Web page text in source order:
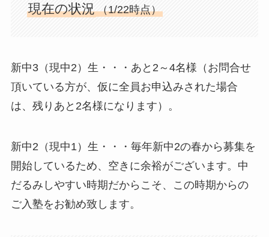
現在の状況 （1/22時点）
新中3（現中2）生・・・あと2～4名様（お問合せ
頂いている方が、仮に全員お申込みされた場合
は、残りあと2名様になります）。
新中2（現中1）生・・・毎年新中2の春から募集を
開始しているため、空きに余裕がございます。中
だるみしやすい時期だからこそ、この時期からの
ご入塾をお勧め致します。